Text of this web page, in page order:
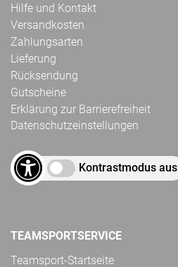
Hilfe und Kontakt
Versandkosten
Zahlungsarten
Lieferung
Rücksendung
Gutscheine
Erklärung zur Barrierefreiheit
Datenschutzeinstellungen
Kontrastmodus aus
TEAMSPORTSERVICE
Teamsport-Startseite